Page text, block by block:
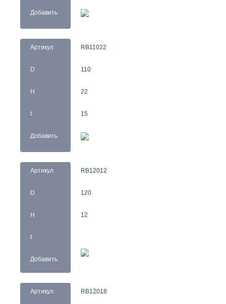
Добавить
Артикул
D
H
t
Добавить
RB11022
110
22
15
Артикул
D
H
t
Добавить
RB12012
120
12
Артикул RB12018